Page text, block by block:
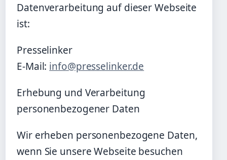
Datenverarbeitung auf dieser Webseite
ist:
Presselinker
E-Mail: info@presselinker.de
Erhebung und Verarbeitung
personenbezogener Daten
Wir erheben personenbezogene Daten,
wenn Sie unsere Webseite besuchen